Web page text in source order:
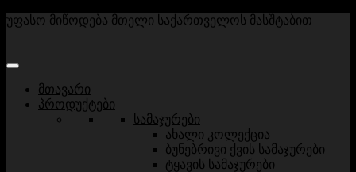
უფასო მიწოდება მთელი საქართველოს მასშტაბით
მთავარი
პროდუქტები
სამაჯურები
ახალი კოლექცია
ბუნებრივი ქვის სამაჯურები
ტყავის სამაჯურები